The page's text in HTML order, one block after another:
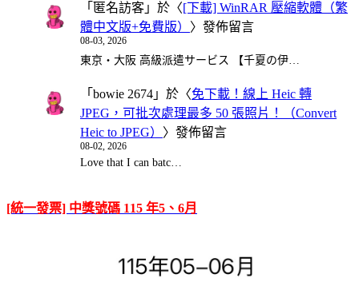
「 匿名訪客 」於〈[下載] WinRAR 壓縮軟體（繁
體中文版+免費版） 〉發佈留言
08-03, 2026
東京・大阪 高級派遣サービス 【千夏の伊…
「 bowie 2674 」於〈免下載！線上 Heic 轉
JPEG，可批次處理最多 50 張照片！（Convert
Heic to JPEG） 〉發佈留言
08-02, 2026
Love that I can batc…
[統一發票] 中獎號碼 115 年5、6月